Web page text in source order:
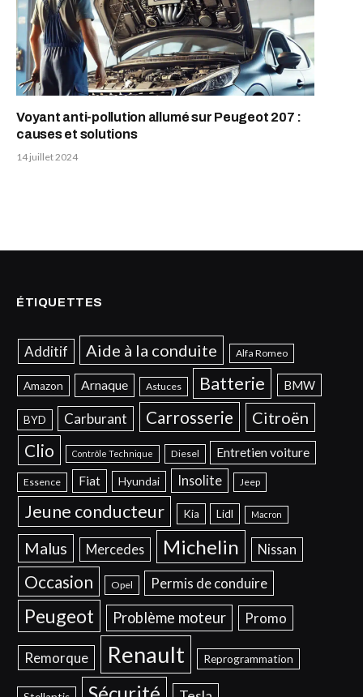
Voyant anti-pollution allumé sur Peugeot 207 :
causes et solutions
14 juillet 2024
ÉTIQUETTES
Additif Aide à la conduite Alfa Romeo
Amazon Arnaque Astuces Batterie BMW
BYD Carburant Carrosserie Citroën
Clio Contrôle Technique Diesel Entretien voiture
Essence Fiat Hyundai Insolite Jeep
Jeune conducteur Kia Lidl Macron
Malus Mercedes Michelin Nissan
Occasion Opel Permis de conduire
Peugeot Problème moteur Promo
Remorque Renault Reprogrammation